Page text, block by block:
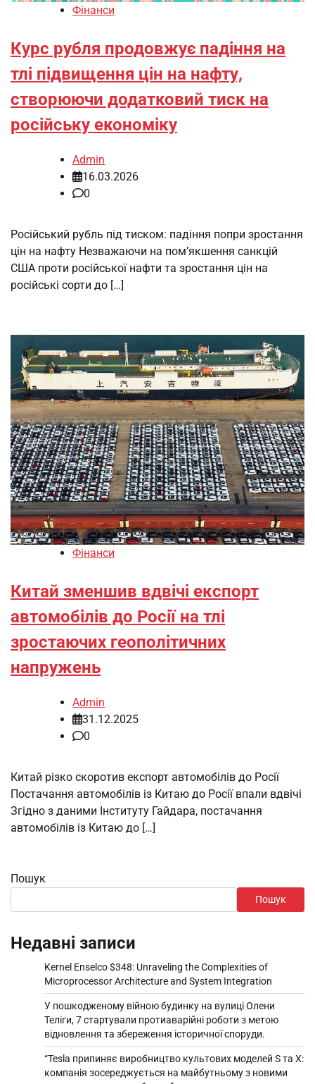
Фінанси
Курс рубля продовжує падіння на
тлі підвищення цін на нафту,
створюючи додатковий тиск на
російську економіку
Admin
16.03.2026
0
Російський рубль під тиском: падіння попри зростання
цін на нафту Незважаючи на пом’якшення санкцій
США проти російської нафти та зростання цін на
російські сорти до […]
Фінанси
Китай зменшив вдвічі експорт
автомобілів до Росії на тлі
зростаючих геополітичних
напружень
Admin
31.12.2025
0
Китай різко скоротив експорт автомобілів до Росії
Постачання автомобілів із Китаю до Росії впали вдвічі
Згідно з даними Інституту Гайдара, постачання
автомобілів із Китаю до […]
Пошук
Пошук
Недавні записи
Kernel Enselco $348: Unraveling the Complexities of
Microprocessor Architecture and System Integration
У пошкодженому війною будинку на вулиці Олени
Теліги, 7 стартували протиаварійні роботи з метою
відновлення та збереження історичної споруди.
“Tesla припиняє виробництво культових моделей S та X:
компанія зосереджується на майбутньому з новими